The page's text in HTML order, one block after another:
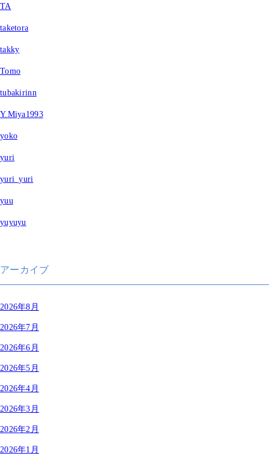
TA
taketora
takky
Tomo
tubakirinn
Y.Miya1993
yoko
yuri
yuri_yuri
yuu
yuyuyu
アーカイブ
2026年8月
2026年7月
2026年6月
2026年5月
2026年4月
2026年3月
2026年2月
2026年1月